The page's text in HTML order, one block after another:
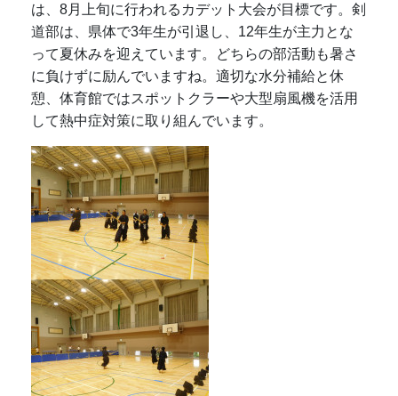
は、8月上旬に行われるカデット大会が目標です。剣
道部は、県体で3年生が引退し、12年生が主力とな
って夏休みを迎えています。どちらの部活動も暑さ
に負けずに励んでいますね。適切な水分補給と休
憩、体育館ではスポットクラーや大型扇風機を活用
して熱中症対策に取り組んでいます。